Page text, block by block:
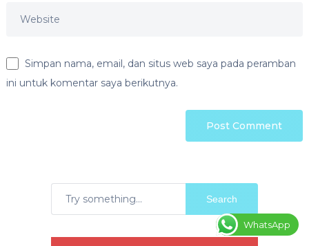
Simpan nama, email, dan situs web saya pada peramban
ini untuk komentar saya berikutnya.
Search
WhatsApp